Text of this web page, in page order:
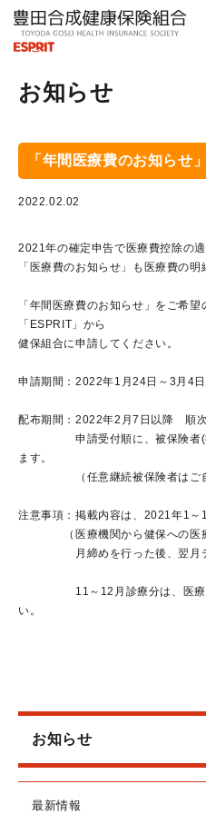
お知らせ
「年間医療費のお知らせ
2022.02.02
2021年の確定申告で医療費控除の適
「医療費のお知らせ」も医療費の明
「年間医療費のお知らせ」をご希
「ESPRIT」から
健保組合に申請してください。
申請期間：2022年1月24日～3月4日
配布期間：2022年2月7日以降 順
申請受付順に、被保険者(従
ます。
（任意継続被保険者はご自
注意事項：掲載内容は、2021年1～
（医療機関から健保への医療
月締めを行った後、翌月デ
11～12月診療分は、医療機
い。
お知らせ
最新情報